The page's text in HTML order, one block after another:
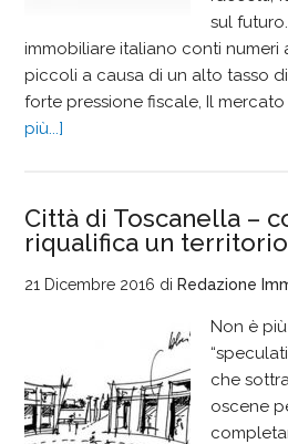
sul
immobiliare italiano conti numeri
piccoli a causa di un alto tasso
forte pressione fiscale, Il
più...]
Città di Toscanella –
riqualifica un territorio
21 Dicembre 2016 di Redazione
Non è
che
oscene